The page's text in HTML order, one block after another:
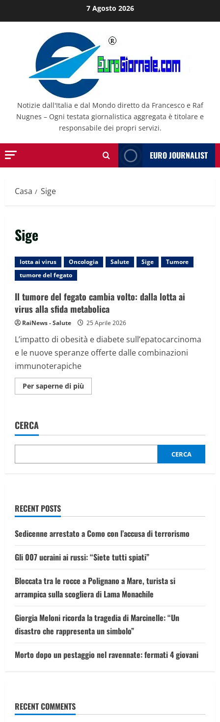
al
7 Agosto 2026
Notizie dall'Italia e dal Mondo diretto da Francesco e Raf
Nugnes – Ogni testata giornalistica aggregata è titolare e
responsabile dei propri servizi.
EURO JOURNALIST
Casa Sige
Sige
lotta ai virus Oncologia Salute Sige
Tumore
tumore del fegato
Il tumore del fegato cambia volto: dalla lotta ai
virus alla sfida metabolica
RaiNews - Salute 25 Aprile 2026
L’impatto di obesità e diabete sull’epatocarcinoma
e le nuove speranze offerte dalle combinazioni
immunoterapiche
Per saperne di più
informazioni
cambia
dalla
ai
CERCA
CERCA
RECENT POSTS
Sedicenne arrestato a Como con l’accusa di terrorismo
Gli 007 ucraini ai russi: “Siete tutti spiati”
Bloccata tra le rocce a Polignano a Mare, turista si
arrampica sulla scogliera di Lama Monachile
Giorgia Meloni ricorda la tragedia di Marcinelle: “Un
disastro che rappresenta un simbolo”
Morto dopo un pestaggio nel ravennate: fermati 4 giovani
RECENT COMMENTS